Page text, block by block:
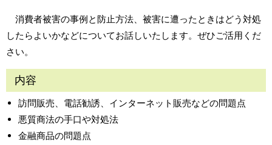
消費者被害の事例と防止方法、被害に遭ったときはどう対処
したらよいかなどについてお話しいたします。ぜひご活用くだ
さい。
内容
訪問販売、電話勧誘、インターネット販売などの問題点
悪質商法の手口や対処法
金融商品の問題点